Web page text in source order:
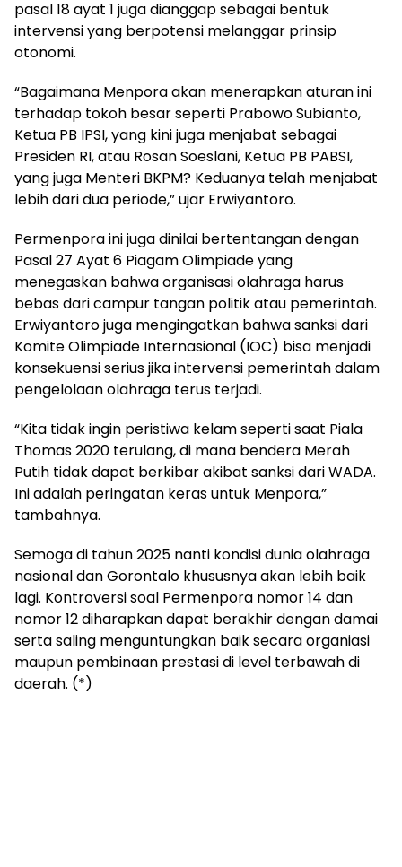
pasal 18 ayat 1 juga dianggap sebagai bentuk
intervensi yang berpotensi melanggar prinsip
otonomi.
“Bagaimana Menpora akan menerapkan aturan ini
terhadap tokoh besar seperti Prabowo Subianto,
Ketua PB IPSI, yang kini juga menjabat sebagai
Presiden RI, atau Rosan Soeslani, Ketua PB PABSI,
yang juga Menteri BKPM? Keduanya telah menjabat
lebih dari dua periode,” ujar Erwiyantoro.
Permenpora ini juga dinilai bertentangan dengan
Pasal 27 Ayat 6 Piagam Olimpiade yang
menegaskan bahwa organisasi olahraga harus
bebas dari campur tangan politik atau pemerintah.
Erwiyantoro juga mengingatkan bahwa sanksi dari
Komite Olimpiade Internasional (IOC) bisa menjadi
konsekuensi serius jika intervensi pemerintah dalam
pengelolaan olahraga terus terjadi.
“Kita tidak ingin peristiwa kelam seperti saat Piala
Thomas 2020 terulang, di mana bendera Merah
Putih tidak dapat berkibar akibat sanksi dari WADA.
Ini adalah peringatan keras untuk Menpora,”
tambahnya.
Semoga di tahun 2025 nanti kondisi dunia olahraga
nasional dan Gorontalo khususnya akan lebih baik
lagi. Kontroversi soal Permenpora nomor 14 dan
nomor 12 diharapkan dapat berakhir dengan damai
serta saling menguntungkan baik secara organiasi
maupun pembinaan prestasi di level terbawah di
daerah. (*)